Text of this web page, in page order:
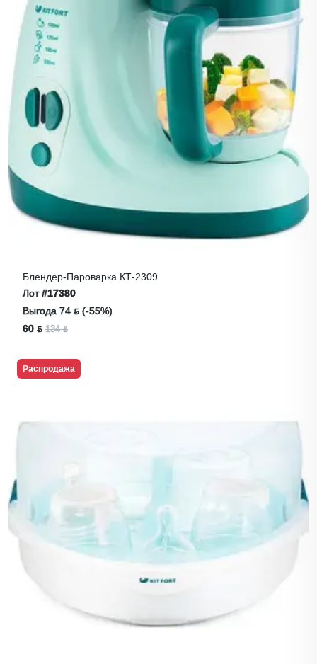
Блендер-Пароварка КТ-2309
Лот#17380
Выгода 74 ƃ (-55%)
60 ƃ 134 ƃ
Распродажа